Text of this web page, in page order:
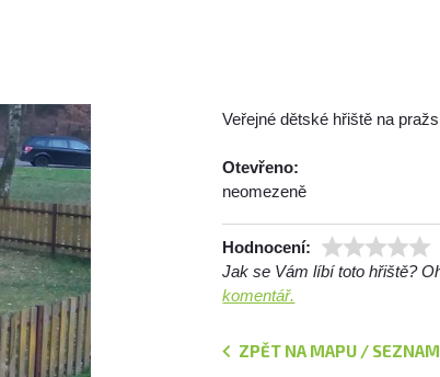
Veřejné dětské hřiště na
Otevřeno:
neomezeně
Hodnocení:
Jak se Vám líbí toto hřiště?
komentář.
ZPĚT NA MAPU /